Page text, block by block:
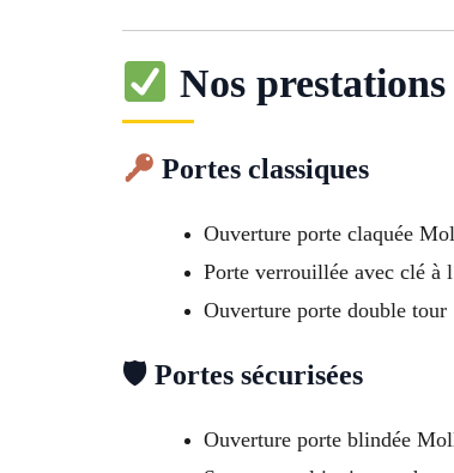
Nos
Portes classiques
Ouverture porte claquée
Porte verrouillée avec clé à
Ouverture porte double tour
🛡 Portes sécurisées
Ouverture porte blindée